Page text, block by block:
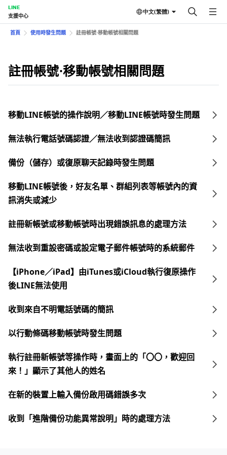
LINE
支援中心
中文(繁體)
首頁 使用時發生問題 註冊帳號⋅移動帳號相關問題
註冊帳號⋅移動帳號相關問題
移動LINE帳號的操作說明／移動LINE帳號時發生問題
無法執行電話號碼認證／無法收到認證碼簡訊
備份（儲存）或復原聊天記錄時發生問題
移動LINE帳號後，好友名單、群組列表等帳號內的資
訊消失或減少
註冊新帳號或移動帳號時出現錯誤訊息的處理方法
無法收到重設密碼或設定電子郵件帳號時的系統郵件
【iPhone／iPad】由iTunes或iCloud執行復原操作
後LINE無法使用
收到來自不明電話號碼的簡訊
以行動條碼移動帳號時發生問題
執行註冊新帳號等操作時，畫面上的「〇〇，歡迎回
來！」顯示了其他人的姓名
在新的裝置上輸入備份啟用碼錯誤多次
收到「進階備份功能異常說明」時的處理方法